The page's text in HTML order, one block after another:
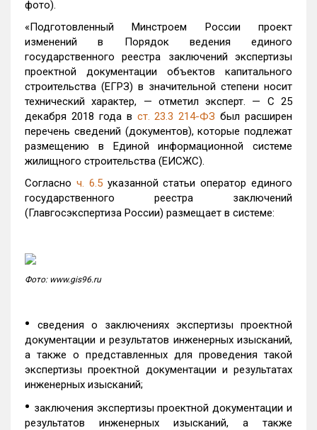
фото).
«Подготовленный Минстроем России проект
изменений в Порядок ведения единого
государственного реестра заключений экспертизы
проектной документации объектов капитального
строительства (ЕГРЗ) в значительной степени носит
технический характер, — отметил эксперт. — С 25
декабря 2018 года в ст. 23.3 214-ФЗ был расширен
перечень сведений (документов), которые подлежат
размещению в Единой информационной системе
жилищного строительства (ЕИСЖС).
Согласно ч. 6.5указанной статьи оператор единого
государственного реестра заключений
(Главгосэкспертиза России) размещает в системе:
Фото: www.gis96.ru
•
сведения о заключениях экспертизы проектной
документации и результатов инженерных изысканий,
а также о представленных для проведения такой
экспертизы проектной документации и результатах
инженерных изысканий;
• заключения экспертизы проектной документации и
результатов инженерных изысканий, а также